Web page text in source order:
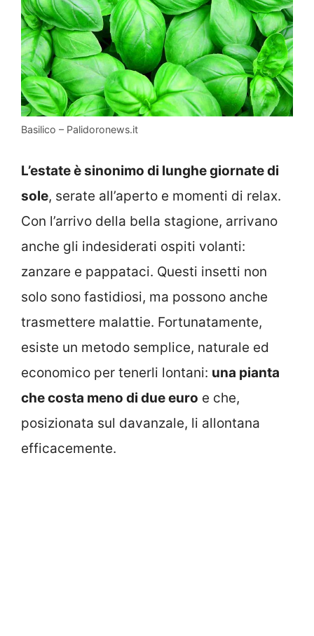
Basilico – Palidoronews.it
L’estate è sinonimo di lunghe giornate di
sole, serate all’aperto e momenti di relax.
Con l’arrivo della bella stagione, arrivano
anche gli indesiderati ospiti volanti:
zanzare e pappataci. Questi insetti non
solo sono fastidiosi, ma possono anche
trasmettere malattie. Fortunatamente,
esiste un metodo semplice, naturale ed
economico per tenerli lontani: una pianta
che costa meno di due euro e che,
posizionata sul davanzale, li allontana
efficacemente.